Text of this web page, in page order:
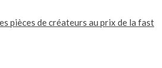
pièces de créateurs au prix de la fast